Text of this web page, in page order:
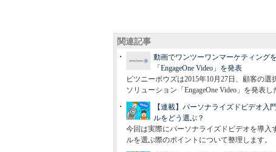
関連記事
動画でワンツーワンマーケティング
「EngageOne Video」を発表
ピツニーボウズは2015年10月27日、顧客の
ソリューション「EngageOne Video」を発表し
【連載】パーソナライズドビデオ
ルをどう選ぶ？
今回は実際にパーソナライズドビデオを導
ルを選ぶ際のポイントについて整理します。